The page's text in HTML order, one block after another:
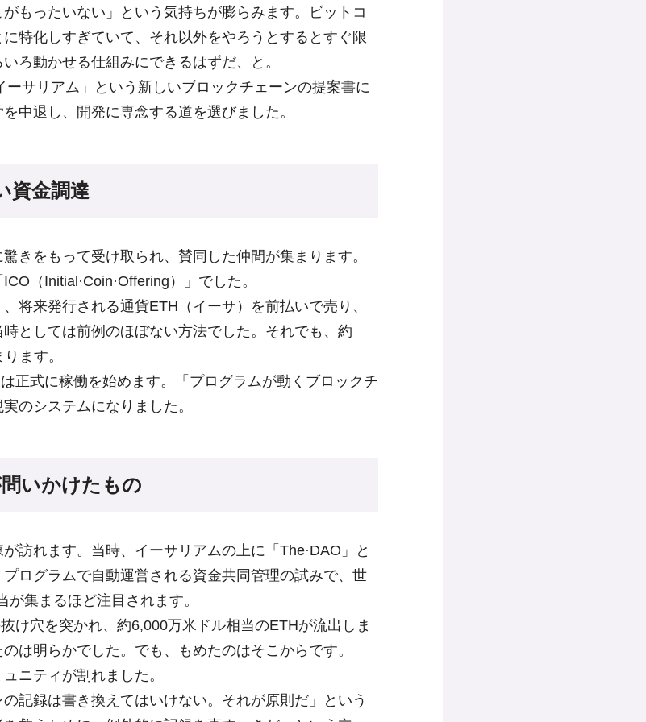
もったいない」という気持ちが膨らみます。ビットコ
特化しすぎていて、それ以外をやろうとするとすぐ限
ろ動かせる仕組みにできるはずだ、と。
ーサリアム」という新しいブロックチェーンの提案書に
中退し、開発に専念する道を選びました。
資金調達
きをもって受け取られ、賛同した仲間が集まります。
（Initial·Coin·Offering）」でした。
将来発行される通貨ETH（イーサ）を前払いで売り、
としては前例のほぼない方法でした。それでも、約
ます。
正式に稼働を始めます。「プログラムが動くブロックチ
のシステムになりました。
いかけたもの
訪れます。当時、イーサリアムの上に「The·DAO」と
ログラムで自動運営される資金共同管理の試みで、世
集まるほど注目されます。
け穴を突かれ、約6,000万米ドル相当のETHが流出しま
は明らかでした。でも、もめたのはそこからです。
ニティが割れました。
記録は書き換えてはいけない。それが原則だ」という